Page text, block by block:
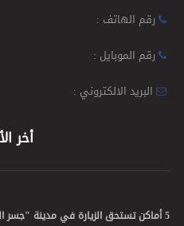
رقم الهاتف :
رقم الموبايل :
البريد الالكتروني :
أخر
5 أماكن تستحق الزيارة في مدينة "جسر